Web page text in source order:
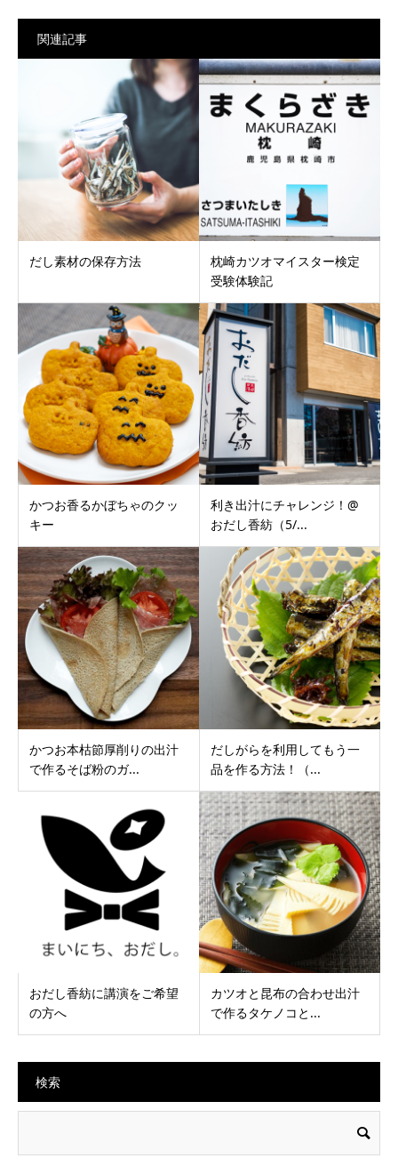
関連記事
だし素材の保存方法
枕崎カツオマイスター検定
受験体験記
かつお香るかぼちゃのクッ
キー
利き出汁にチャレンジ！@
おだし香紡（5/...
かつお本枯節厚削りの出汁
で作るそば粉のガ...
だしがらを利用してもう一
品を作る方法！（...
おだし香紡に講演をご希望
の方へ
カツオと昆布の合わせ出汁
で作るタケノコと...
検索